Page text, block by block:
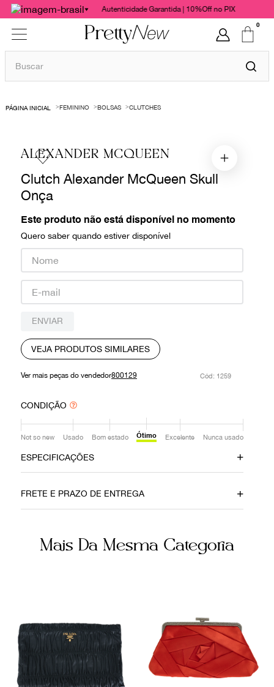
Autenticidade Garantida | 10%Off no PIX
0
Buscar
FEMININO BOLSAS CLUTCHES
ALEXANDER MCQUEEN
Clutch Alexander McQueen Skull
Onça
Este produto não está disponível no momento
Quero saber quando estiver disponível
ENVIAR
VEJA PRODUTOS SIMILARES
Ver mais peças do vendedor800129 : 1259
CONDIÇÃO
Not so new Usado Bom estado Ótimo Excelente Nunca usado
ESPECIFICAÇÕES
Pelo Onça
Encaixe 236715 000926
FRETE E PRAZO DE ENTREGA
Mais Da Mesma Categoria
1º
bolsas
chanel
vestido
gucci
valentino
paula raia
burberry
prada
louis vuitton